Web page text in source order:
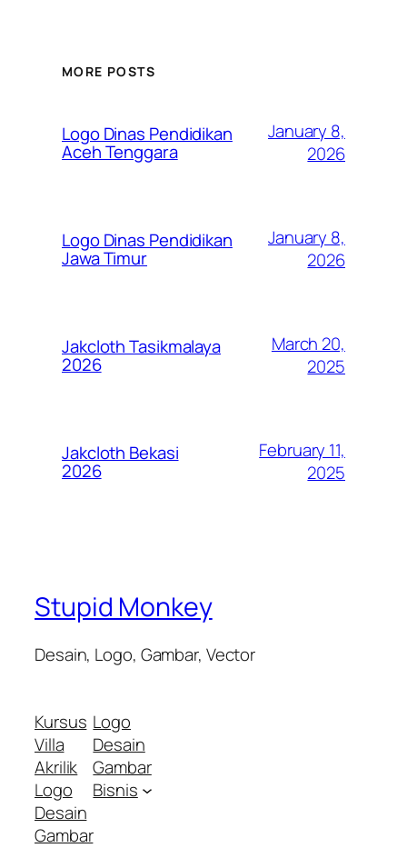
MORE POSTS
Logo Dinas Pendidikan
Aceh Tenggara
January 8,
2026
Logo Dinas Pendidikan
Jawa Timur
January 8,
2026
Jakcloth Tasikmalaya
2026
March 20,
2025
Jakcloth Bekasi
2026
February 11,
2025
Stupid Monkey
Desain, Logo, Gambar, Vector
Kursus
Villa
Akrilik
Logo
Desain
Gambar
Logo
Desain
Gambar
Bisnis